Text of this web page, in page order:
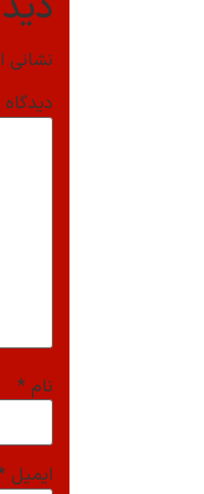
نشانی
دیدگاه
نام *
ایمیل